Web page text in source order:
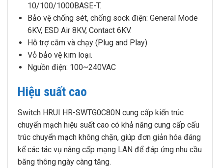
10/100/1000BASE-T.
Bảo vệ chống sét, chống sock điện: General Mode
6KV, ESD Air 8KV, Contact 6KV.
Hỗ trợ cắm và chạy (Plug and Play)
Vỏ bảo vệ kim loại.
Nguồn điện: 100~240VAC
Hiệu suất cao
Switch HRUI HR-SWTG0C80N cung cấp kiến ​​trúc
chuyển mạch hiệu suất cao có khả năng cung cấp cấu
trúc chuyển mạch không chặn, giúp đơn giản hóa đáng
kể các tác vụ nâng cấp mạng LAN để đáp ứng nhu cầu
băng thông ngày càng tăng.